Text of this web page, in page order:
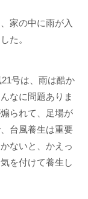
家の中に雨が入
た。
号は、雨は酷か
なに問題ありま
られて、足場が
台風養生は重要
ないと、かえっ
を付けて養生し